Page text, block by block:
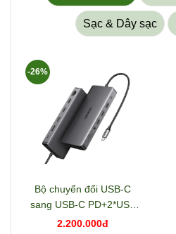
Sạc & Dây sạc
Bộ chuyển đổi USB-C
sang USB-C PD+2*USB
3.2+USB-C 3.2+2*USB
2.200.000đ
-26%